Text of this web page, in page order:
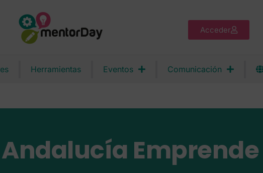
Acceder
Herramientas Eventos Comunicación
Emprende